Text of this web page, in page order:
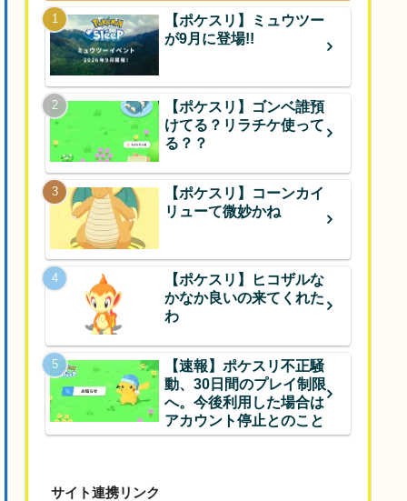
【ポケスリ】ミュウツー
が9月に登場!!
【ポケスリ】ゴンベ誰預
けてる？リラチケ使って
る？？
【ポケスリ】コーンカイ
リューて微妙かね
【ポケスリ】ヒコザルな
かなか良いの来てくれた
わ
【速報】ポケスリ不正騒
動、30日間のプレイ制限
へ。今後利用した場合は
アカウント停止とのこと
サイト連携リンク